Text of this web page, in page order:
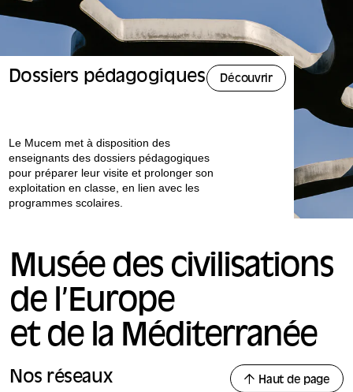
Dossiers pédagogiques Découvrir
Le Mucem met à disposition des
enseignants des dossiers pédagogiques
pour préparer leur visite et prolonger son
exploitation en classe, en lien avec les
programmes scolaires.
Musée des civilisations
de l’Europe
et de la Méditerranée
Nos réseaux Haut de page